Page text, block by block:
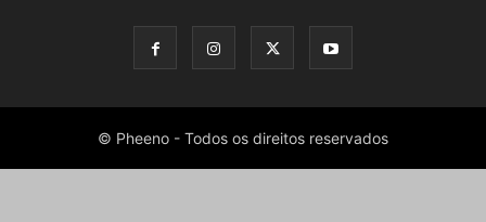
© Pheeno - Todos os direitos reservados